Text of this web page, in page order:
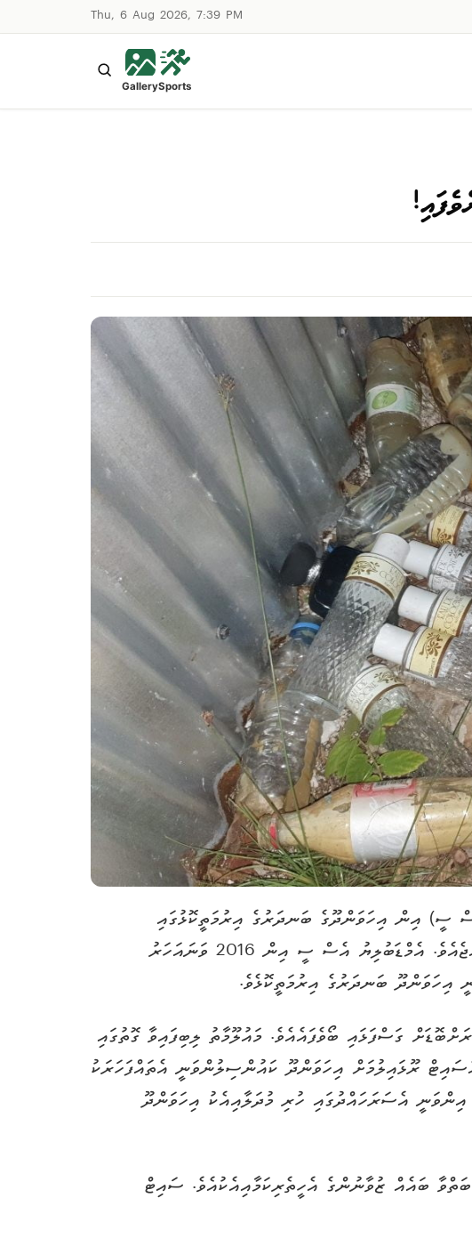
Thu, 6 Aug 2026, 7:39 PM
Sports
Gallery
ސީ) އިން އިހަވަންދޫގެ ބަނދަރުގެ އިރުމަތީކޮޅުގައި
ބޭނުންކުރި ސައިޓް އިއްޔަ ސާފުކުރުމުން، އެތަނަކީ މަސްތުވާތަކެތި ބޭނުންކުރާމީހުންގެ ހާއްޔެއްކަން ހާމަވެއްޖެއެވެ. އެމްޑަބުލިޔު އެސް ސީ އިން 2016 ވަނައަހަރު
އިހަވަންދޫ ބަނދަރުގެ އިރުމަތީކޮޅެވެ.
ގަސްފަޅައި ބޯވެފައެއެވެ. މައުލޫމާތު ލިބިފައިވާ ގޮތުގައި
ރޫޅައިލުމަށް އިހަވަންދޫ ކައުންސިލުންވަނީ އެތައްފަހަރަކު
އެސަރަހައްދުގައި ހުރި މުދަލާއިއެކު އިހަވަންދޫ
ބައެއް ޒުވާނުންގެ އެހީތެރިކަމާއިއެކުއެވެ. ސައިޓް